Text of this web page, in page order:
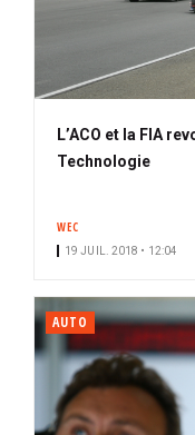
L’ACO et la FIA
Technologie
WEC
19 JUIL. 2018 • 12:04
AUTO